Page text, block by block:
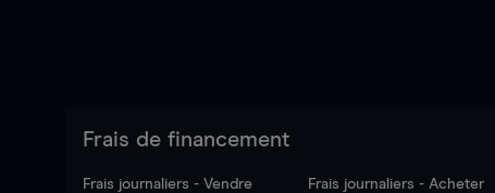
Frais de financement
Frais journaliers - Vendre Frais journaliers - Acheter